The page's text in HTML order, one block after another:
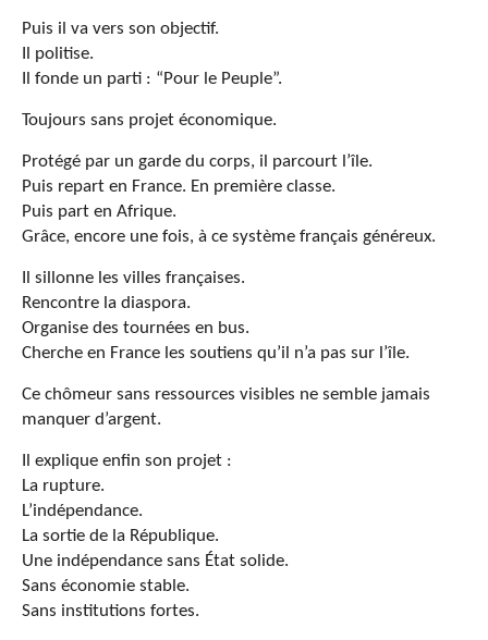
Puis il va vers son objectif.
Il politise.
Il fonde un parti : “Pour le Peuple”.
Toujours sans projet économique.
Protégé par un garde du corps, il parcourt l’île.
Puis repart en France. En première classe.
Puis part en Afrique.
Grâce, encore une fois, à ce système français généreux.
Il sillonne les villes françaises.
Rencontre la diaspora.
Organise des tournées en bus.
Cherche en France les soutiens qu’il n’a pas sur l’île.
Ce chômeur sans ressources visibles ne semble jamais
manquer d’argent.
Il explique enfin son projet :
La rupture.
L’indépendance.
La sortie de la République.
Une indépendance sans État solide.
Sans économie stable.
Sans institutions fortes.